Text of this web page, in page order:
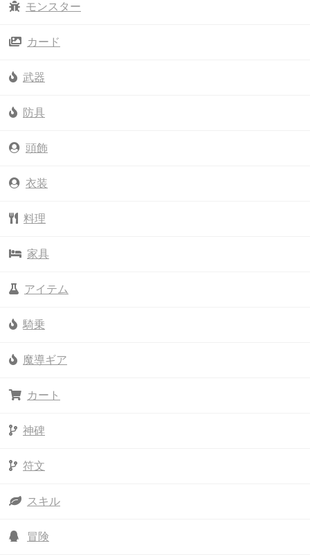
モンスター
カード
武器
防具
頭飾
衣装
料理
家具
アイテム
騎乗
魔導ギア
カート
神碑
符文
スキル
冒険